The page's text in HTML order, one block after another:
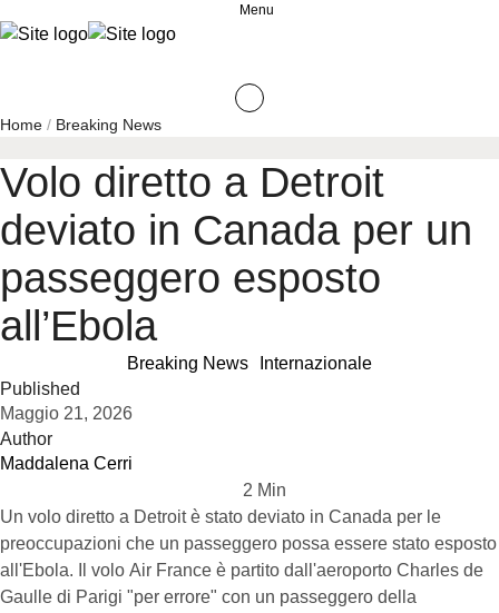
Menu
Home / Breaking News
Volo diretto a Detroit
deviato in Canada per un
passeggero esposto
all’Ebola
Breaking News
Internazionale
Published
Maggio 21, 2026
Author
Maddalena Cerri
2 Min
Un volo diretto a Detroit è stato deviato in Canada per le
preoccupazioni che un passeggero possa essere stato esposto
all'Ebola. Il volo Air France è partito dall'aeroporto Charles de
Gaulle di Parigi "per errore" con un passeggero della